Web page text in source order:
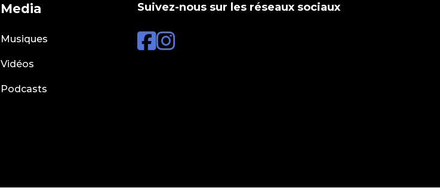
Media
Musiques
Vidéos
Podcasts
Suivez-nous sur les réseaux sociaux